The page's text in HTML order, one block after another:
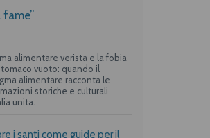
fame”
alimentare verista e la fobia
vuoto: quando il
alimentare racconta le
storiche e culturali
unita.
i santi come guide per il